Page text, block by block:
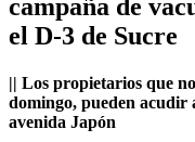
campaña de
el D-3 de Sucre
|| Los propietarios que
domingo, pueden acudir
avenida Japón